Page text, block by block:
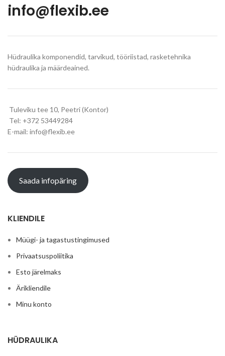
info@flexib.ee
Hüdraulika komponendid, tarvikud, tööriistad, rasketehnika
hüdraulika ja määrdeained.
Tuleviku tee 10, Peetri (Kontor)
Tel: +372 53449284
E-mail: info@flexib.ee
Saada infopäring
KLIENDILE
Müügi- ja tagastustingimused
Privaatsuspoliitika
Esto järelmaks
Ärikliendile
Minu konto
HÜDRAULIKA